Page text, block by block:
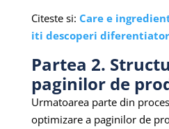
Citeste si: Care e
iti descoperi
Partea 2.
paginilor de
Urmatoarea parte din
optimizare a paginilor de